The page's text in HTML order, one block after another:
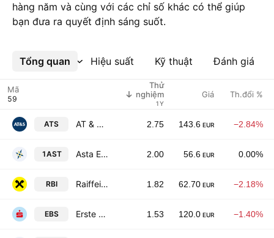
hàng năm và cùng với các chỉ số khác có thể giúp
bạn đưa ra quyết định sáng suốt.
Tổng quan Hiệu suất Kỹ thuật Đánh giá
Xem thêm
Mã
Thử
nghiệm
1Y
Giá Th.đổi %
ATS AT & S Austria Technologie & Systemtechnik Aktiengesellschaft 2.75 143.6 EUR −2.84%
1AST Asta Energy Solutions AG 2.00 56.6 EUR 0.00%
RBI Raiffeisen Bank International AG 1.82 62.70 EUR −2.18%
EBS Erste Group Bank AG 1.53 120.0 EUR −1.40%